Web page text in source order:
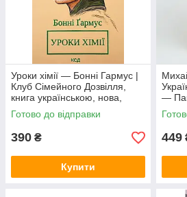
Уроки хімії — Бонні Гармус |
Клуб Сімейного Дозвілля,
книга українською, нова,
тверда
Готово до відправки
390 ₴
Купити
—
нова,
449